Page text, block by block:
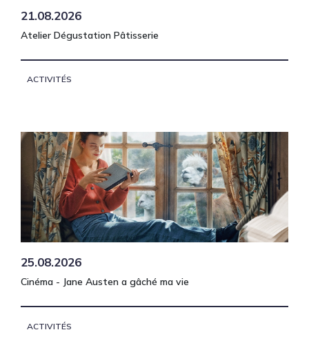
21.08.2026
Atelier Dégustation Pâtisserie
ACTIVITÉS
25.08.2026
Cinéma - Jane Austen a gâché ma vie
ACTIVITÉS